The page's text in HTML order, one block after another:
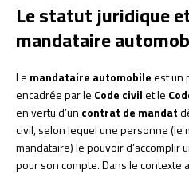
Le statut juridique
mandataire
Le mandataire automobileest un
encadrée par le Code civilet le
en vertu d’un contrat de mandat
civil, selon lequel une personne (le
mandataire) le pouvoir d’accomplir
pour son compte. Dans le contexte